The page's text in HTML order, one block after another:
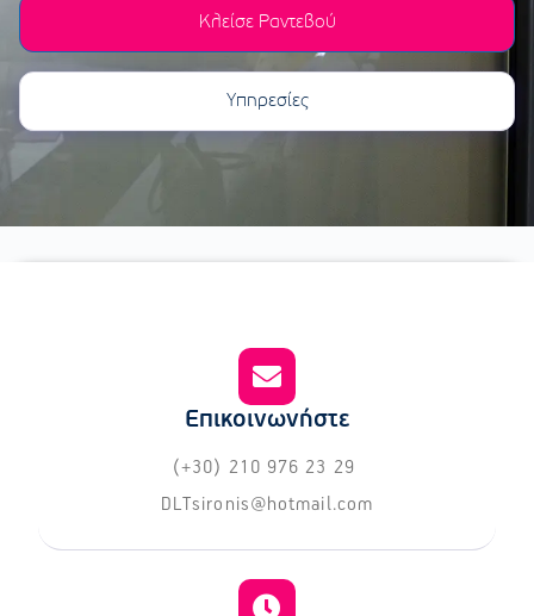
Κλείσε Ραντεβού
Υπηρεσίες
Επικοινωνήστε
(+30) 210 976 23 29
DLTsironis@hotmail.com